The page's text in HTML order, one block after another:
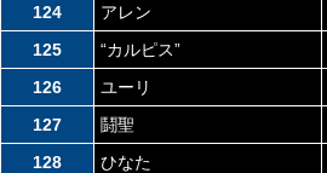
124
アレン
125
“カルピス”
126
ユーリ
127
鬪聖
128
ひなた